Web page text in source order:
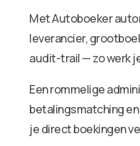
Met Autoboeker
leverancier,
audit-trail — zo werk
Een rommelige
betalingsmatching
je direct boekingen